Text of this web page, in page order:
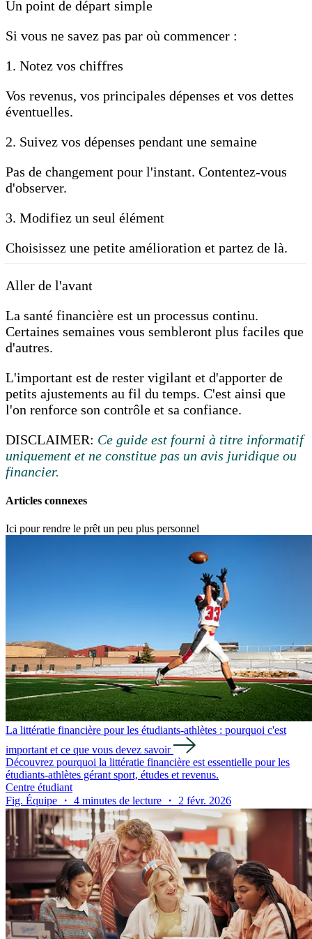
Un point de départ simple
Si vous ne savez pas par où commencer :
1. Notez vos chiffres
Vos revenus, vos principales dépenses et vos dettes
éventuelles.
2. Suivez vos dépenses pendant une semaine
Pas de changement pour l'instant. Contentez-vous
d'observer.
3. Modifiez un seul élément
Choisissez une petite amélioration et partez de là.
Aller de l'avant
La santé financière est un processus continu.
Certaines semaines vous sembleront plus faciles que
d'autres.
L'important est de rester vigilant et d'apporter de
petits ajustements au fil du temps. C'est ainsi que
l'on renforce son contrôle et sa confiance.
DISCLAIMER: Ce guide est fourni à titre informatif
uniquement et ne constitue pas un avis juridique ou
financier.
Articles connexes
Ici pour rendre le prêt un peu plus personnel
La littératie financière pour les étudiants-athlètes : pourquoi c'est
important et ce que vous devez savoir
Découvrez pourquoi la littératie financière est essentielle pour les
étudiants-athlètes gérant sport, études et revenus.
Centre étudiant
Fig. Équipe ・ 4 minutes de lecture ・ 2 févr. 2026